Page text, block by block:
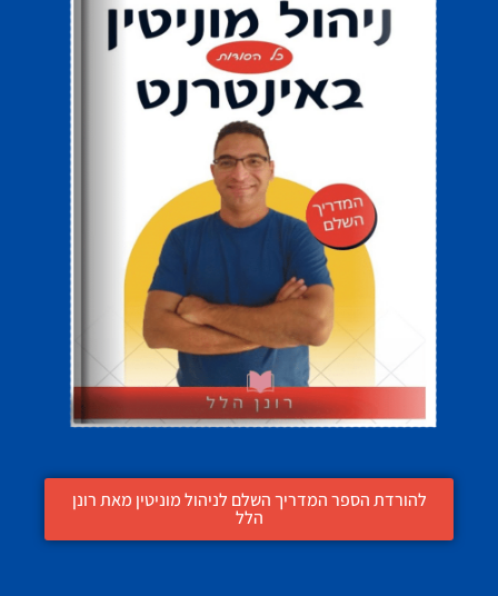
להורדת הספר המדריך השלם לניהול מוניטין מאת רונן
הלל